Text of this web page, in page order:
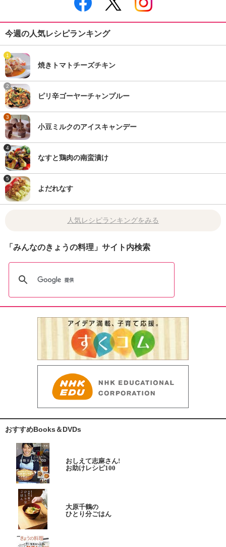
今週の人気レシピランキング
1
焼きトマトチーズチキン
2
ピリ辛ゴーヤーチャンプルー
3
小豆ミルクのアイスキャンデー
4
なすと鶏肉の南蛮漬け
5
よだれなす
人気レシピランキングをみる
「みんなのきょうの料理」サイト内検索
おすすめBooks＆DVDs
おしえて志麻さん!
お助けレシピ100
大原千鶴の
ひとり分ごはん